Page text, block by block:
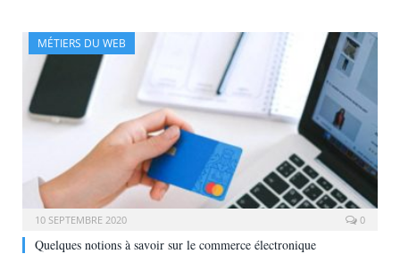
MÉTIERS DU WEB
10 SEPTEMBRE 2020 0
Quelques notions à savoir sur le commerce électronique